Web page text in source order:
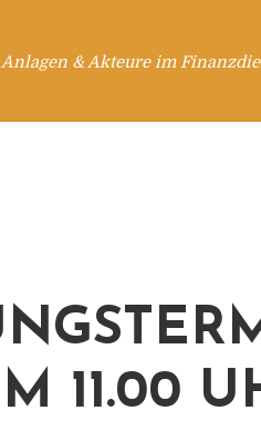
& Akteure im
11.00